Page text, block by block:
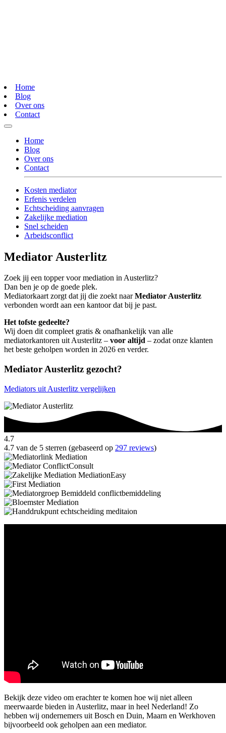
Home
Blog
Over ons
Contact
Home
Blog
Over ons
Contact
Kosten mediator
Erfenis verdelen
Echtscheiding aanvragen
Zakelijke mediation
Snel scheiden
Arbeidsconflict
Mediator Austerlitz
Zoek jij een topper voor mediation in Austerlitz?
Dan ben je op de goede plek.
Mediatorkaart zorgt dat jij die zoekt naarMediator Austerlitz
verbonden wordt aan een kantoor dat bij je past.
Het tofste gedeelte?
Wij doen dit compleet gratis & onafhankelijk van alle
mediatorkantoren uit Austerlitz – voor altijd – zodat onze klanten
het beste geholpen worden in 2026 en verder.
Mediator Austerlitz gezocht?
Mediators uit Austerlitz vergelijken
4.7
4.7 van de 5 sterren (gebaseerd op 297 reviews)
Bekijk deze video om erachter te komen hoe wij niet alleen
meerwaarde bieden in Austerlitz, maar in heel Nederland! Zo
hebben wij ondernemers uit Bosch en Duin, Maarn en Werkhoven
bijvoorbeeld ook geholpen aan een mediator.